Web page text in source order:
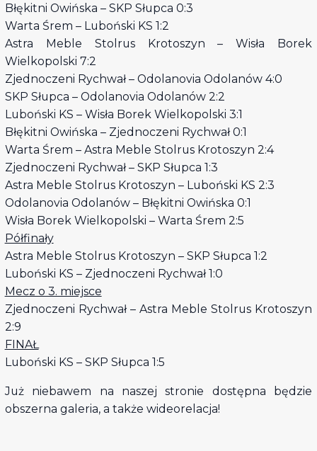
Błękitni Owińska – SKP Słupca 0:3
Warta Śrem – Luboński KS 1:2
Astra Meble Stolrus Krotoszyn – Wisła Borek
Wielkopolski 7:2
Zjednoczeni Rychwał – Odolanovia Odolanów 4:0
SKP Słupca – Odolanovia Odolanów 2:2
Luboński KS – Wisła Borek Wielkopolski 3:1
Błękitni Owińska – Zjednoczeni Rychwał 0:1
Warta Śrem – Astra Meble Stolrus Krotoszyn 2:4
Zjednoczeni Rychwał – SKP Słupca 1:3
Astra Meble Stolrus Krotoszyn – Luboński KS 2:3
Odolanovia Odolanów – Błękitni Owińska 0:1
Wisła Borek Wielkopolski – Warta Śrem 2:5
Półfinały
Astra Meble Stolrus Krotoszyn – SKP Słupca 1:2
Luboński KS – Zjednoczeni Rychwał 1:0
Mecz o 3. miejsce
Zjednoczeni Rychwał – Astra Meble Stolrus Krotoszyn
2:9
FINAŁ
Luboński KS – SKP Słupca 1:5
Już niebawem na naszej stronie dostępna będzie
obszerna galeria, a także wideorelacja!